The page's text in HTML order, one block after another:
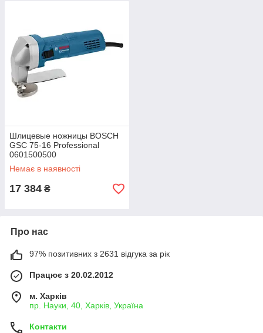
Шлицевые ножницы BOSCH
GSC 75-16 Professional
0601500500
Немає в наявності
17 384 ₴
Про нас
97% позитивних з 2631 відгука за рік
Працює з 20.02.2012
м. Харків
пр. Науки, 40, Харків, Україна
Контакти